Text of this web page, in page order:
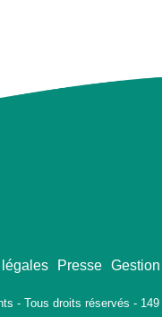
légales Presse
- Tous droits réservés -